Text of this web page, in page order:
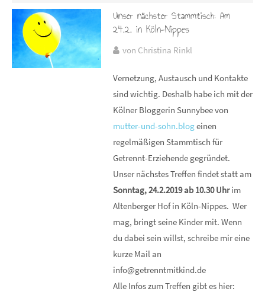
Unser nächster Stammtisch: Am
24.2. in Köln-Nippes
von Christina Rinkl
Vernetzung, Austausch und Kontakte
sind wichtig. Deshalb habe ich mit der
Kölner Bloggerin Sunnybee von
mutter-und-sohn.blogeinen
regelmäßigen Stammtisch für
Getrennt-Erziehende gegründet.
Unser nächstes Treffen findet statt am
Sonntag, 24.2.2019 ab 10.30 Uhrim
Altenberger Hof in Köln-Nippes. Wer
mag, bringt seine Kinder mit. Wenn
du dabei sein willst, schreibe mir eine
kurze Mail an
info@getrenntmitkind.de
Alle Infos zum Treffen gibt es hier: